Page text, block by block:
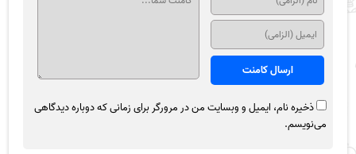
ذخیره نام، ایمیل و وبسایت من در مرورگر برای زمانی که دوباره دیدگاهی
می‌نویسم.